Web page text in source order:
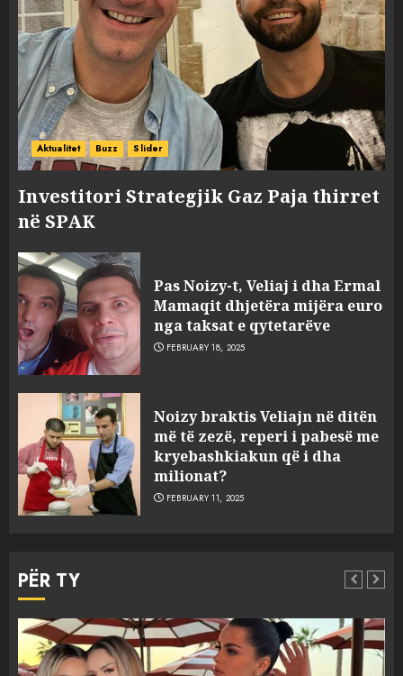
Aktualitet Buzz Slider
Investitori Strategjik Gaz Paja thirret
në SPAK
Pas Noizy-t, Veliaj i dha Ermal
Mamaqit dhjetëra mijëra euro
nga taksat e qytetarëve
FEBRUARY 18, 2025
Noizy braktis Veliajn në ditën
më të zezë, reperi i pabesë me
kryebashkiakun që i dha
milionat?
FEBRUARY 11, 2025
PËR TY
3
sulmuan “One Albania”,
ngjarja u fsheh. A u vodhën
serverat?
MARCH 25, 2025
4 MARCH 25, 2025